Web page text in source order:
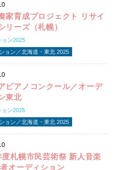
家育成プロジェクト リサイ
リーズ（札幌）
ョン2025
ョン／北海道・東北 2025
ピアノコンクール／オーデ
東北
ョン2025
ョン／北海道・東北 2025
度札幌市民芸術祭 新人音楽
オーディション